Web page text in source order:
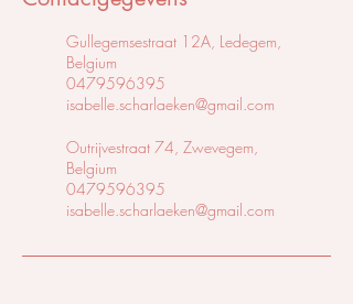
Gullegemsestraat 12A, Ledegem,
Belgium
0479596395
isabelle.scharlaeken@gmail.com
Outrijvestraat 74, Zwevegem,
Belgium
0479596395
isabelle.scharlaeken@gmail.com